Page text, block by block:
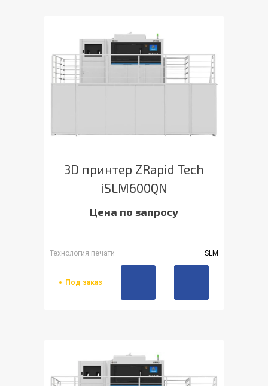
3D принтер ZRapid Tech
iSLM600QN
Цена по запросу
Технология печати SLM
Под заказ